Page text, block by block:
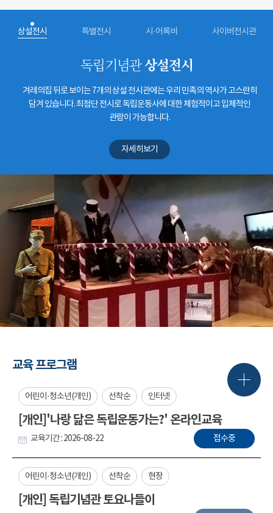
상설전시 특별전시 시·어록비 사이버전시관
독립기념관상설전시
겨레의집 뒤로 보이는 7개의 상설 전시관에는 우리 민족의 역사가 고스란히
담겨 있습니다. 최첨단 전시로 독립운동사에 대한 체험적이고 입체적인
관람이 가능합니다.
자세히보기
교육 프로그램
어린이·청소년(개인) 선착순 인터넷
[개인]'나랑 닮은 독립운동가는?' 온라인교육
교육기간 : 2026-08-22 접수중
어린이·청소년(개인) 선착순 현장
[개인] 독립기념관 토요나들이